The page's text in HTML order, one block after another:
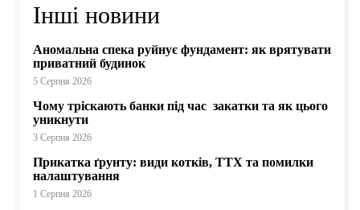
Інші новини
Аномальна спека руйнує фундамент: як врятувати
приватний будинок
5 Серпня 2026
Чому тріскають банки під час закатки та як цього
уникнути
3 Серпня 2026
Прикатка ґрунту: види котків, ТТХ та помилки
налаштування
1 Серпня 2026